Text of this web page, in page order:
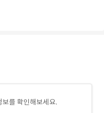
를 확인해보세요.